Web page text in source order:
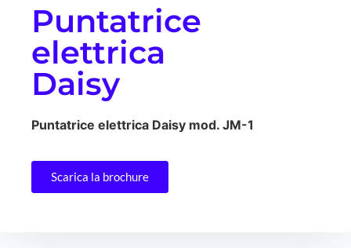
Puntatrice
elettrica
Daisy
Puntatrice elettrica Daisy mod. JM-1
Scarica la brochure